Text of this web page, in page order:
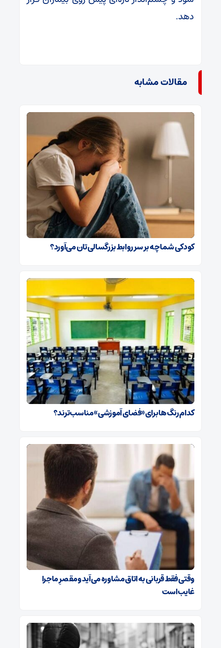
دهد.
مقالات مشابه
کودکی شما چه بر سر روابط بزرگسالی‌تان می‌آورد؟
کدام رنگ‌ها برای «فضای آموزشی» مناسب‌ترند؟
وقتی فقط قربانی به اتاق مشاوره می‌آید و مقصرِ ماجرا
غایب است